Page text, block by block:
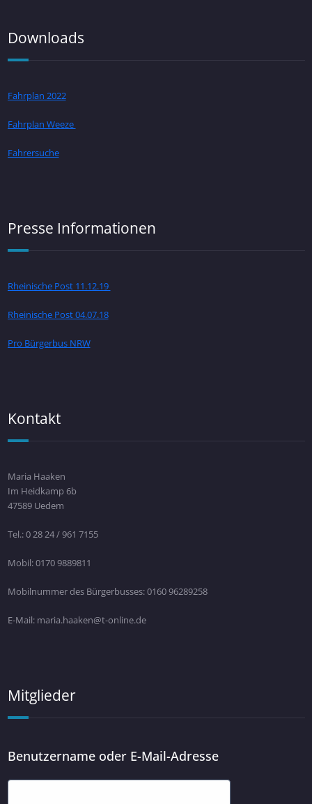
Downloads
Fahrplan 2022
Fahrplan Weeze
Fahrersuche
Presse Informationen
Rheinische Post 11.12.19
Rheinische Post 04.07.18
Pro Bürgerbus NRW
Kontakt
Maria Haaken
Im Heidkamp 6b
47589 Uedem
Tel.: 0 28 24 / 961 7155
Mobil: 0170 9889811
Mobilnummer des Bürgerbusses: 0160 96289258
E-Mail: maria.haaken@t-online.de
Mitglieder
Benutzername oder E-Mail-Adresse